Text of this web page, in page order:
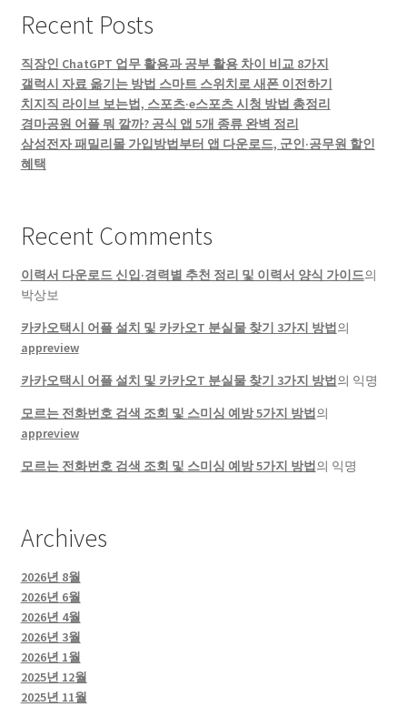
Recent Posts
직장인 ChatGPT 업무 활용과 공부 활용 차이 비교 8가지
갤럭시 자료 옮기는 방법 스마트 스위치로 새폰 이전하기
치지직 라이브 보는법, 스포츠·e스포츠 시청 방법 총정리
경마공원 어플 뭐 깔까? 공식 앱 5개 종류 완벽 정리
삼성전자 패밀리몰 가입방법부터 앱 다운로드, 군인·공무원 할인
혜택
Recent Comments
이력서 다운로드 신입·경력별 추천 정리 및 이력서 양식 가이드의
박상보
카카오택시 어플 설치 및 카카오T 분실물 찾기 3가지 방법의
appreview
카카오택시 어플 설치 및 카카오T 분실물 찾기 3가지 방법의 익명
모르는 전화번호 검색 조회 및 스미싱 예방 5가지 방법의
appreview
모르는 전화번호 검색 조회 및 스미싱 예방 5가지 방법의 익명
Archives
2026년 8월
2026년 6월
2026년 4월
2026년 3월
2026년 1월
2025년 12월
2025년 11월